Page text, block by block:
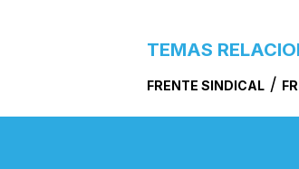
TEMAS
FRENTE SINDICAL /